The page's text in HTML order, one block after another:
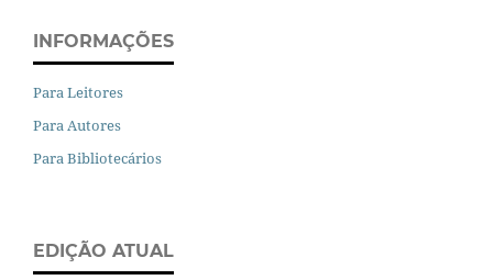
INFORMAÇÕES
Para Leitores
Para Autores
Para Bibliotecários
EDIÇÃO ATUAL